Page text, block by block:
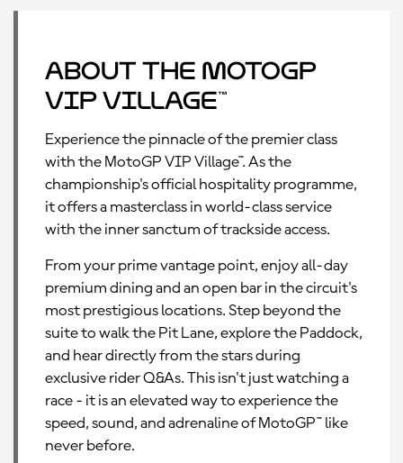
About the MotoGP
VIP Village™
Experience the pinnacle of the premier class
with the MotoGP VIP Village™. As the
championship's official hospitality programme,
it offers a masterclass in world-class service
with the inner sanctum of trackside access.
From your prime vantage point, enjoy all-day
premium dining and an open bar in the circuit's
most prestigious locations. Step beyond the
suite to walk the Pit Lane, explore the Paddock,
and hear directly from the stars during
exclusive rider Q&As. This isn't just watching a
race - it is an elevated way to experience the
speed, sound, and adrenaline of MotoGP™ like
never before.